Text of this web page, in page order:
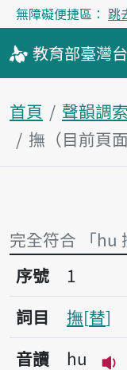
無障礙便捷區： 跳
教育部臺灣
首頁 聲韻調
撫（目前頁面
完全符合 「hu
序號1撫
序號
1
詞目
撫 替
音讀
hu